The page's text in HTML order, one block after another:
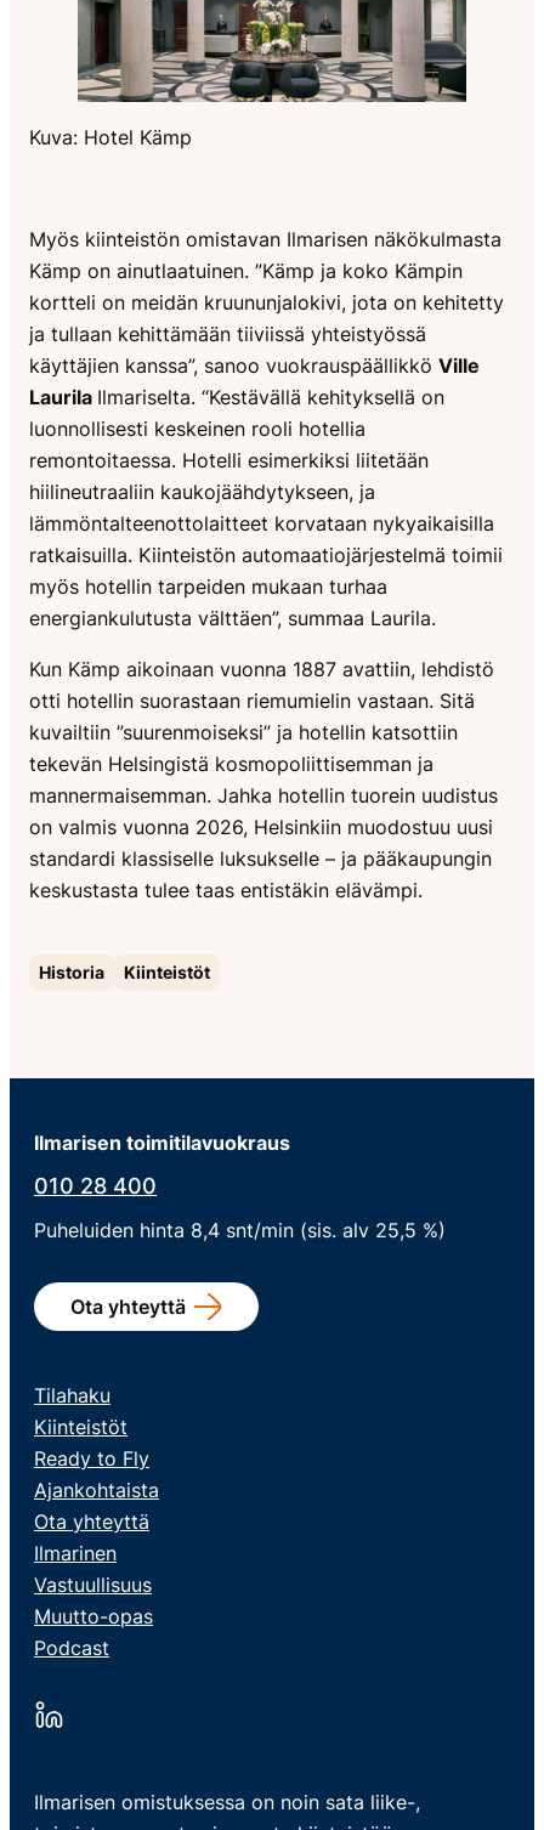
Kuva: Hotel Kämp
Myös kiinteistön omistavan Ilmarisen näkökulmasta
Kämp on ainutlaatuinen. ”Kämp ja koko Kämpin
kortteli on meidän kruununjalokivi, jota on kehitetty
ja tullaan kehittämään tiiviissä yhteistyössä
käyttäjien kanssa”, sanoo vuokrauspäällikkö Ville
Laurila Ilmariselta. “Kestävällä kehityksellä on
luonnollisesti keskeinen rooli hotellia
remontoitaessa. Hotelli esimerkiksi liitetään
hiilineutraaliin kaukojäähdytykseen, ja
lämmöntalteenottolaitteet korvataan nykyaikaisilla
ratkaisuilla. Kiinteistön automaatiojärjestelmä toimii
myös hotellin tarpeiden mukaan turhaa
energiankulutusta välttäen”, summaa Laurila.
Kun Kämp aikoinaan vuonna 1887 avattiin, lehdistö
otti hotellin suorastaan riemumielin vastaan. Sitä
kuvailtiin ”suurenmoiseksi” ja hotellin katsottiin
tekevän Helsingistä kosmopoliittisemman ja
mannermaisemman. Jahka hotellin tuorein uudistus
on valmis vuonna 2026, Helsinkiin muodostuu uusi
standardi klassiselle luksukselle – ja pääkaupungin
keskustasta tulee taas entistäkin elävämpi.
Historia Kiinteistöt
Ilmarisen toimitilavuokraus
010 28 400
Puheluiden hinta 8,4 snt/min (sis. alv 25,5 %)
Ota yhteyttä
Tilahaku
Kiinteistöt
Ready to Fly
Ajankohtaista
Ota yhteyttä
Ilmarinen
Vastuullisuus
Muutto-opas
Podcast
Ilmarisen omistuksessa on noin sata liike-,